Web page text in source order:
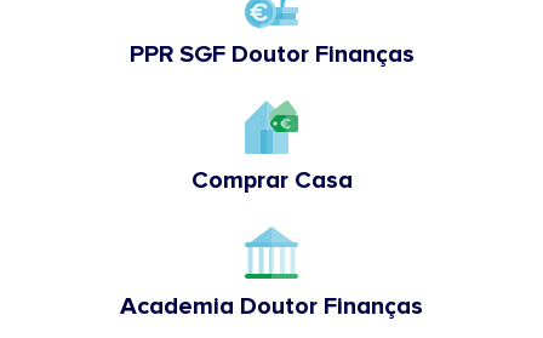
PPR SGF Doutor Finanças
Comprar Casa
Academia Doutor Finanças